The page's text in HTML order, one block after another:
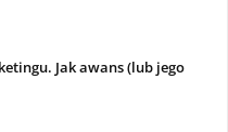
Jak awans (lub jego